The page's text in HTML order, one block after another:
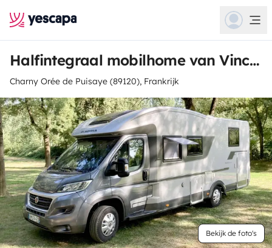
Halfintegraal mobilhome van Vincent
Charny Orée de Puisaye (89120), Frankrijk
Bekijk de foto's